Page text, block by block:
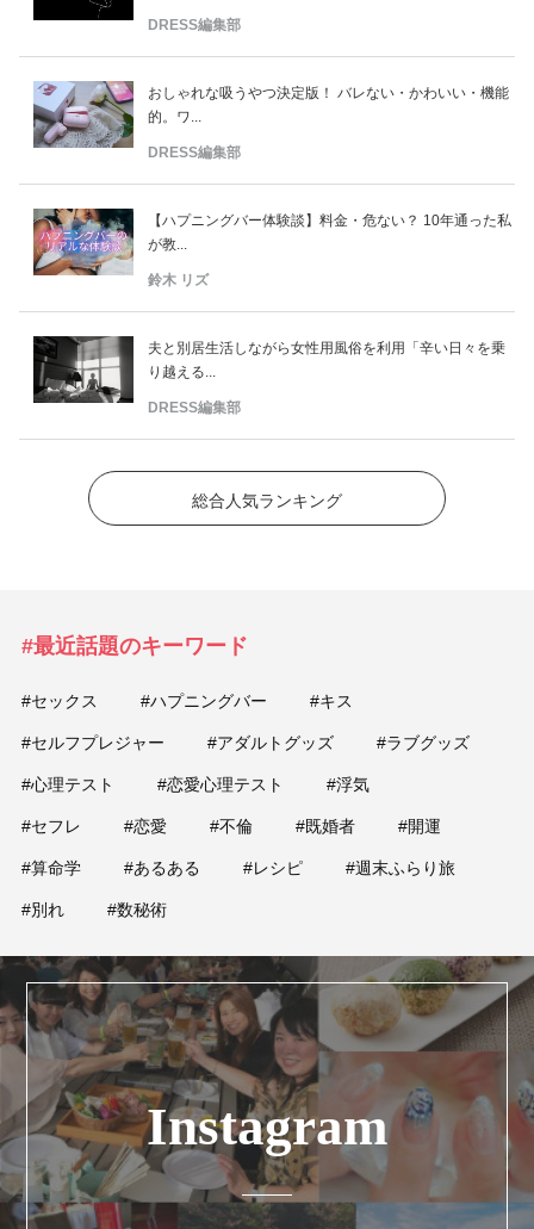
DRESS編集部
おしゃれな吸うやつ決定版！ バレない・かわいい・機能
的。ワ...
DRESS編集部
【ハプニングバー体験談】料金・危ない？ 10年通った私
が教...
鈴木 リズ
夫と別居生活しながら女性用風俗を利用「辛い日々を乗
り越える...
DRESS編集部
総合人気ランキング
#最近話題のキーワード
#セックス #ハプニングバー #キス
#セルフプレジャー #アダルトグッズ #ラブグッズ
#心理テスト #恋愛心理テスト #浮気
#セフレ #恋愛 #不倫 #既婚者 #開運
#算命学 #あるある #レシピ #週末ふらり旅
#別れ #数秘術
Instagram